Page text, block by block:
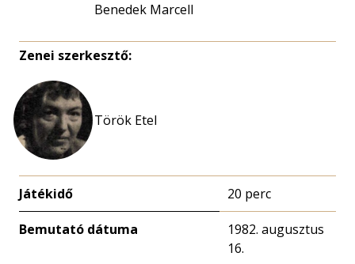
Benedek Marcell
Zenei szerkesztő:
Török Etel
Játékidő 20 perc
Bemutató dátuma
1982. augusztus
16.